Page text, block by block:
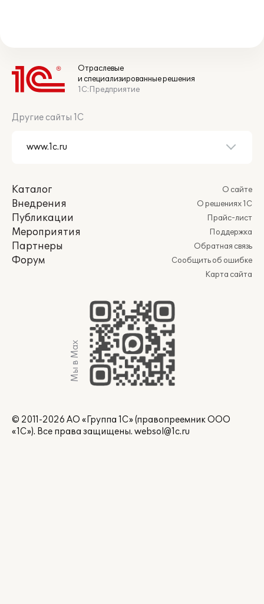
Отраслевые
и специализированные решения
1С:Предприятие
Другие сайты 1С
Каталог
Внедрения
Публикации
Мероприятия
Партнеры
Форум
О сайте
О решениях 1С
Прайс-лист
Поддержка
Обратная связь
Сообщить об ошибке
Карта сайта
Мы в Max
© 2011-2026 АО «Группа 1С» (правопреемник ООО
«1С»). Все права защищены. websol@1c.ru